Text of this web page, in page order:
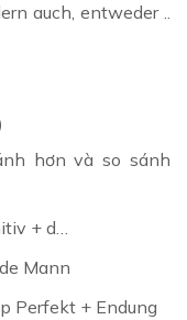
auch, entweder ..
hơn và so sánh
+ d…
Mann
Perfekt + Endung